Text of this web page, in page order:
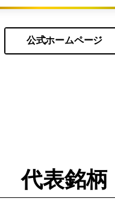
公式ホームページ
代表銘柄